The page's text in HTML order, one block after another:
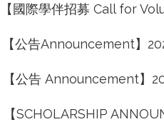
【國際學伴招募 Call for
【公告Announcement】
【公告 Announcement】
【SCHOLARSHIP